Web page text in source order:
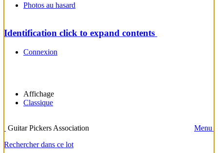
Photos au hasard
Identification click to expand contents
Connexion
Affichage
Classique
Guitar Pickers Association
Menu
Rechercher dans ce lot